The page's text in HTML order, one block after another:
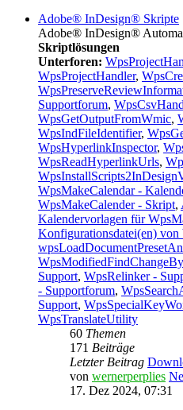
Adobe® InDesign® Skripte
Adobe® InDesign®
Skriptlösungen
Unterforen:
WpsProjectHandler,
Supportforum,
WpsGetOutputFromWmic,
WpsIndFileIdentifier,
WpsHyperlinkInspector,
WpsReadHyperlinkUrls,
WpsMakeCalendar -
WpsMakeCalender - Skript,
Kalendervorlagen für
Konfigurationsdatei(en) von
Support, WpsRelinker -
- Supportforum,
Support,
WpsTranslateUtility
60 Themen
171 Beiträge
Letzter Beitrag
von wernerperplies
17. Dez 2024, 07:31